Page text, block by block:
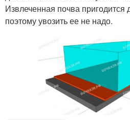
Извлеченная почва пригодится
поэтому увозить ее не надо.